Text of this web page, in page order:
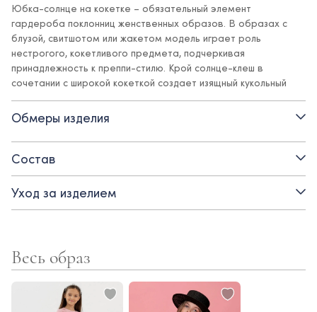
Юбка-солнце на кокетке – обязательный элемент
гардероба поклонниц женственных образов. В образах с
блузой, свитшотом или жакетом модель играет роль
нестрогого, кокетливого предмета, подчеркивая
принадлежность к преппи-стилю. Крой солнце-клеш в
сочетании с широкой кокеткой создает изящный кукольный
силуэт. Фактурный твид подчеркивает все выигрышные
детали дизайна и отлично сочетается с базовыми
предметами гардероба в стиле Ole!twice.
Детали:
- материал верха – костюмная поливискозная ткань:
практичная, не мнется, не линяет, не теряет внешний вид
- резинка в поясе в задней части юбки
- регулирующаяся резинка в поясе
Обмеры изделия
Состав
Уход за изделием
Весь образ